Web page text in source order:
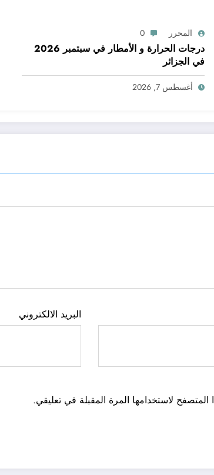
المحرر 0
درجات الحرارة و الأمطار في سبتمبر 2026
في الجزائر
أغسطس 7, 2026
البريد الالكتروني
لاستخدامها المرة المقبلة في تعليقي.